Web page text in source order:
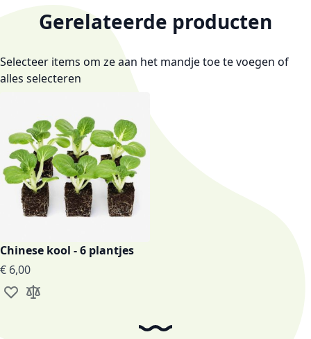
Gerelateerde producten
Selecteer items om ze aan het mandje toe te voegen of
alles selecteren
Chinese kool - 6 plantjes
€ 6,00
Voeg toe aan verlanglijst
Toevoegen om te vergelijken